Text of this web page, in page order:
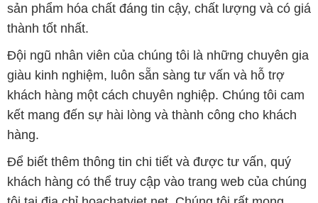
sản phẩm hóa chất đáng tin cậy, chất lượng và có giá
thành tốt nhất.
Đội ngũ nhân viên của chúng tôi là những chuyên gia
giàu kinh nghiệm, luôn sẵn sàng tư vấn và hỗ trợ
khách hàng một cách chuyên nghiệp. Chúng tôi cam
kết mang đến sự hài lòng và thành công cho khách
hàng.
Để biết thêm thông tin chi tiết và được tư vấn, quý
khách hàng có thể truy cập vào trang web của chúng